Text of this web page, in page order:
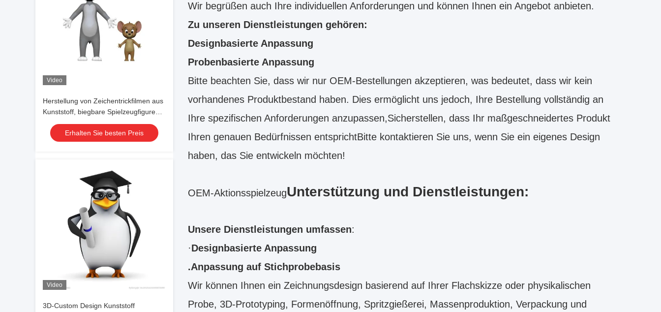
Video
Herstellung von Zeichentrickfilmen aus
Kunststoff, biegbare Spielzeugfiguren
aus Kunststoff/PVC/Vinyl
Erhalten Sie besten Preis
Video
3D-Custom Design Kunststoff
Wir begrüßen auch Ihre individuellen Anforderungen und können Ihnen ein Angebot anbieten.
Zu unseren Dienstleistungen gehören:
Designbasierte Anpassung
Probenbasierte Anpassung
Bitte beachten Sie, dass wir nur OEM-Bestellungen akzeptieren, was bedeutet, dass wir kein
vorhandenes Produktbestand haben. Dies ermöglicht uns jedoch, Ihre Bestellung vollständig an
Ihre spezifischen Anforderungen anzupassen,Sicherstellen, dass Ihr maßgeschneidertes Produkt
Ihren genauen Bedürfnissen entsprichtBitte kontaktieren Sie uns, wenn Sie ein eigenes Design
haben, das Sie entwickeln möchten!
OEM-AktionsspielzeugUnterstützung und Dienstleistungen:
Unsere Dienstleistungen umfassen:
·Designbasierte Anpassung
.Anpassung auf Stichprobebasis
Wir können Ihnen ein Zeichnungsdesign basierend auf Ihrer Flachskizze oder physikalischen
Probe, 3D-Prototyping, Formenöffnung, Spritzgießerei, Massenproduktion, Verpackung und